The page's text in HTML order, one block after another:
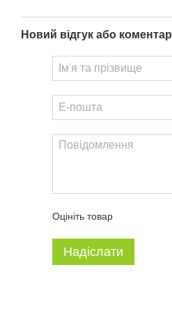
Новий відгук або коментар
Оцініть товар
Надіслати